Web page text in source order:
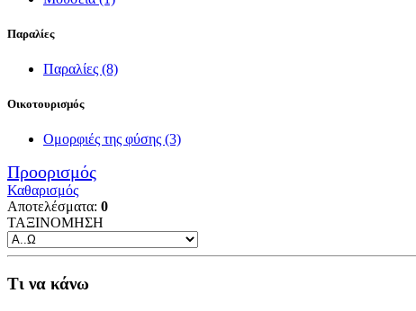
Παραλίες
Παραλίες (8)
Οικοτουρισμός
Ομορφιές της φύσης (3)
Προορισμός
Καθαρισμός
Αποτελέσματα: 0
ΤΑΞΙΝΟΜΗΣΗ
Τι να κάνω